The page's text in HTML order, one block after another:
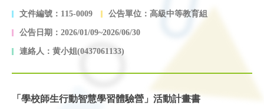
文件編號：115-0009 公告單位：高級中等教育組
公告日期：2026/01/09~2026/06/30
連絡人：黄小姐(0437061133)
「學校師生行動智慧學習體驗營」活動計畫書